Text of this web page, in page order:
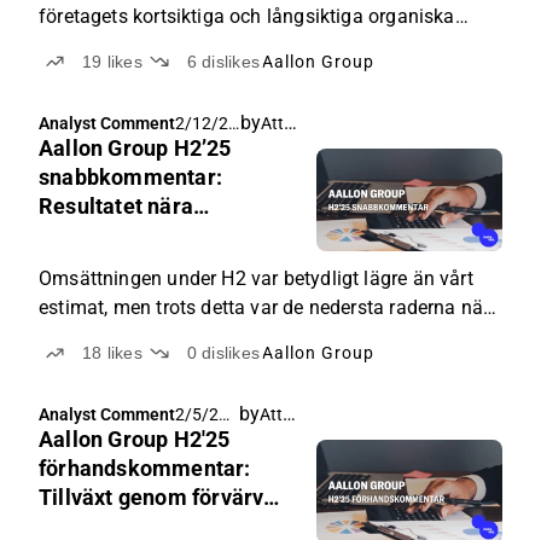
företagets kortsiktiga och långsiktiga organiska
19 likes 6dislikesAallon Group
Analyst Comment2/12/20
26, 7:25
AM
by Atte Riikola
Aallon Group H2’25
snabbkommentar:
Resultatet nära
Omsättningen under H2 var betydligt lägre än vårt
estimat, men trots detta var de nedersta raderna nära
18 likes 0dislikesAallon Group
Analyst Comment2/5/202
6, 5:00
AM
by Atte Riikola
Aallon Group H2'25
förhandskommentar:
Tillväxt genom förvärv